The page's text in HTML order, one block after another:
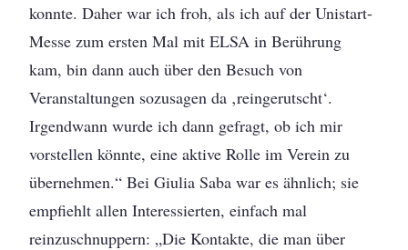
konnte. Daher war ich froh, als ich auf der Unistart-
Messe zum ersten Mal mit ELSA in Berührung
kam, bin dann auch über den Besuch von
Veranstaltungen sozusagen da ‚reingerutscht‘.
Irgendwann wurde ich dann gefragt, ob ich mir
vorstellen könnte, eine aktive Rolle im Verein zu
übernehmen.“ Bei Giulia Saba war es ähnlich; sie
empfiehlt allen Interessierten, einfach mal
reinzuschnuppern: „Die Kontakte, die man über